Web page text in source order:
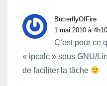
ButterflyOfFire
1 mai 2010 à 4h10
C’est pour ce
« ipcalc » sous GNU/
de faciliter la tâche